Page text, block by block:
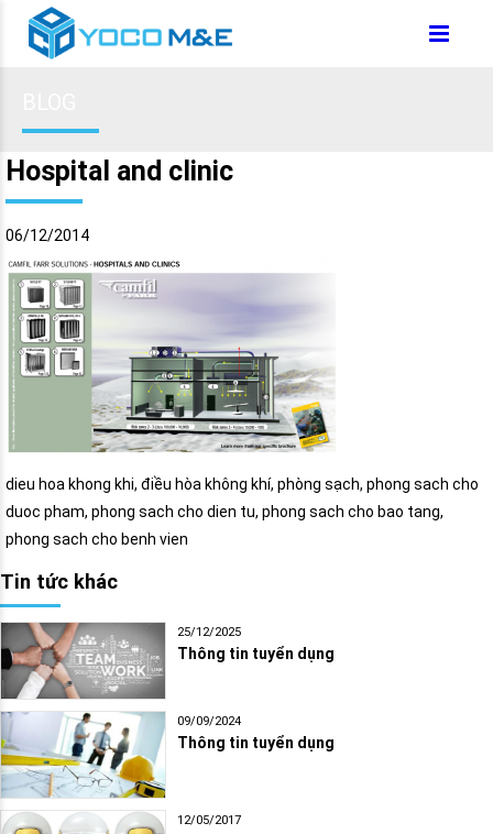
Hospital and clinic
06/12/2014
dieu hoa khong khi, điều hòa không khí, phòng sạch, phong sach cho
duoc pham, phong sach cho dien tu, phong sach cho bao tang,
phong sach cho benh vien
Tin tức khác
25/12/2025
Thông tin tuyển dụng
09/09/2024
Thông tin tuyển dụng
12/05/2017